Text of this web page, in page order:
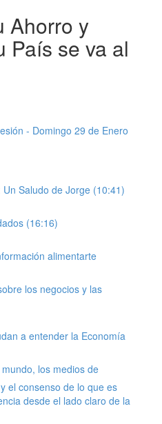
Ahorro y
País se va al
- Domingo 29 de Enero
Saludo de Jorge (10:41)
(16:16)
alimentarte
los negocios y las
a entender la Economía
los medios de
el consenso de lo que es
desde el lado claro de la